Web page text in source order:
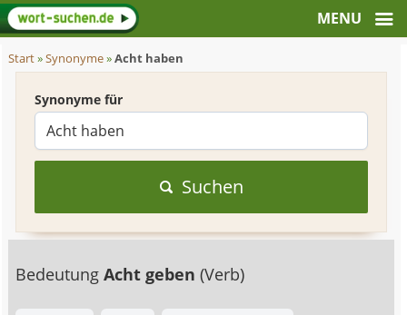
Start»Synonyme»Acht haben
Synonyme für
Suchen
BedeutungAcht geben(Verb)